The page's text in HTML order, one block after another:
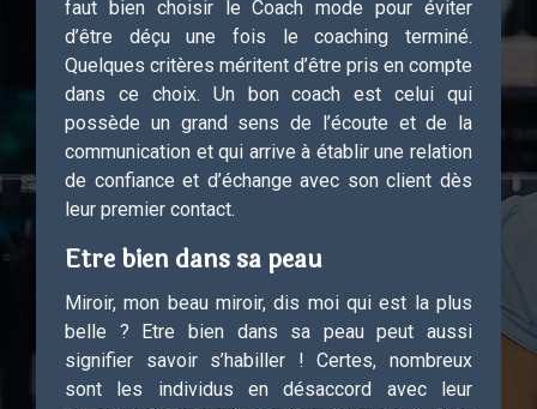
faut bien choisir le Coach mode pour éviter
d’être déçu une fois le coaching terminé.
Quelques critères méritent d’être pris en compte
dans ce choix. Un bon coach est celui qui
possède un grand sens de l’écoute et de la
communication et qui arrive à établir une relation
de confiance et d’échange avec son client dès
leur premier contact.
Etre bien dans sa peau
Miroir, mon beau miroir, dis moi qui est la plus
belle ? Etre bien dans sa peau peut aussi
signifier savoir s’habiller ! Certes, nombreux
sont les individus en désaccord avec leur